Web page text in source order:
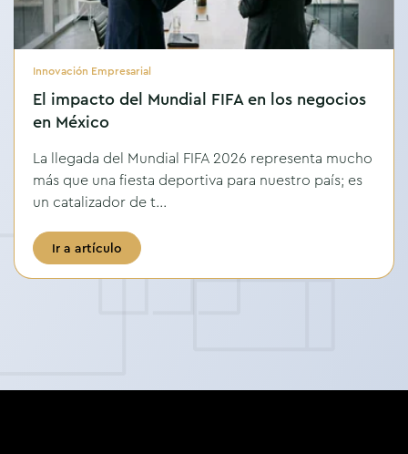
Innovación Empresarial
El impacto del Mundial FIFA en los negocios
en México
La llegada del Mundial FIFA 2026 representa mucho
más que una fiesta deportiva para nuestro país; es
un catalizador de t...
Ir a artículo